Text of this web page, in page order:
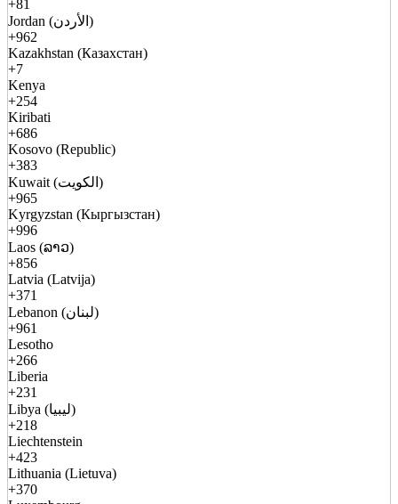
+81
Jordan (الأردن)
+962
Kazakhstan (Казахстан)
+7
Kenya
+254
Kiribati
+686
Kosovo (Republic)
+383
Kuwait (الكويت)
+965
Kyrgyzstan (Кыргызстан)
+996
Laos (ລາວ)
+856
Latvia (Latvija)
+371
Lebanon (لبنان)
+961
Lesotho
+266
Liberia
+231
Libya (ليبيا)
+218
Liechtenstein
+423
Lithuania (Lietuva)
+370